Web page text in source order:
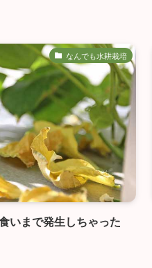
なんでも水耕栽培
いまで発生しちゃった